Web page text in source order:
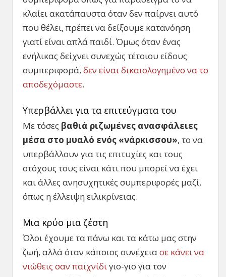
κλαίει ακατάπαυστα όταν δεν παίρνει αυτό
που θέλει, πρέπει να δείξουμε κατανόηση
γιατί είναι απλά παιδί. Όμως όταν ένας
ενήλικας δείχνει συνεχώς τέτοιου είδους
συμπεριφορά, δεν είναι δικαιολογημένο να το
αποδεχόμαστε.
Υπερβάλλει για τα επιτεύγματα του
Με τόσες βαθιά ριζωμένες ανασφάλειες
μέσα στο μυαλό ενός «νάρκισσου», το να
υπερβάλλουν για τις επιτυχίες και τους
στόχους τους είναι κάτι που μπορεί να έχει
και άλλες ανησυχητικές συμπεριφορές μαζί,
όπως η έλλειψη ειλικρίνειας.
Μια κρύο μια ζέστη
Όλοι έχουμε τα πάνω και τα κάτω μας στην
ζωή, αλλά όταν κάποιος συνέχειασε κάνει να
νιώθεις σαν παιχνίδιγιο-γιο για τον